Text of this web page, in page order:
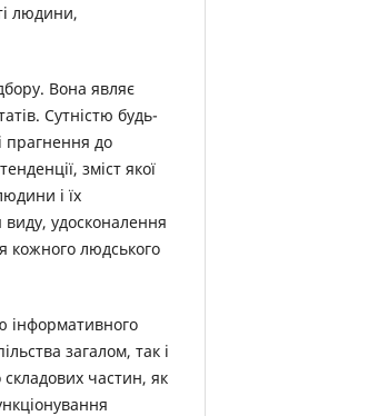
людини,
Вона являє
Сутністю будь-
прагнення до
зміст якої
і їх
виду, удосконалення
кожного людського
інформативного
загалом, так і
складових частин, як